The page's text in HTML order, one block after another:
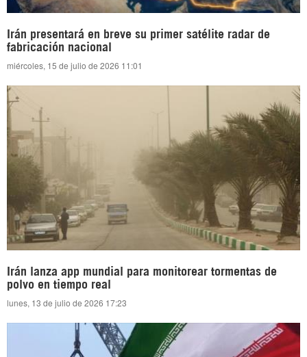
Irán presentará en breve su primer satélite radar de
fabricación nacional
miércoles, 15 de julio de 2026 11:01
Irán lanza app mundial para monitorear tormentas de
polvo en tiempo real
lunes, 13 de julio de 2026 17:23